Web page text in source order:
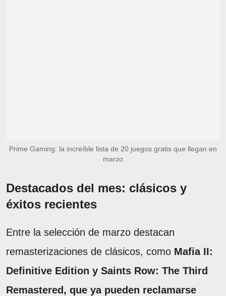
Prime Gaming: la increíble lista de 20 juegos gratis que llegan en
marzo
Destacados del mes: clásicos y
éxitos recientes
Entre la selección de marzo destacan
remasterizaciones de clásicos, como Mafia II:
Definitive Edition y Saints Row: The Third
Remastered, que ya pueden reclamarse